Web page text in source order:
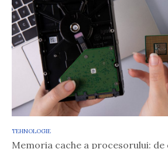
TEHNOLOGIE
Memoria cache a procesorului: de